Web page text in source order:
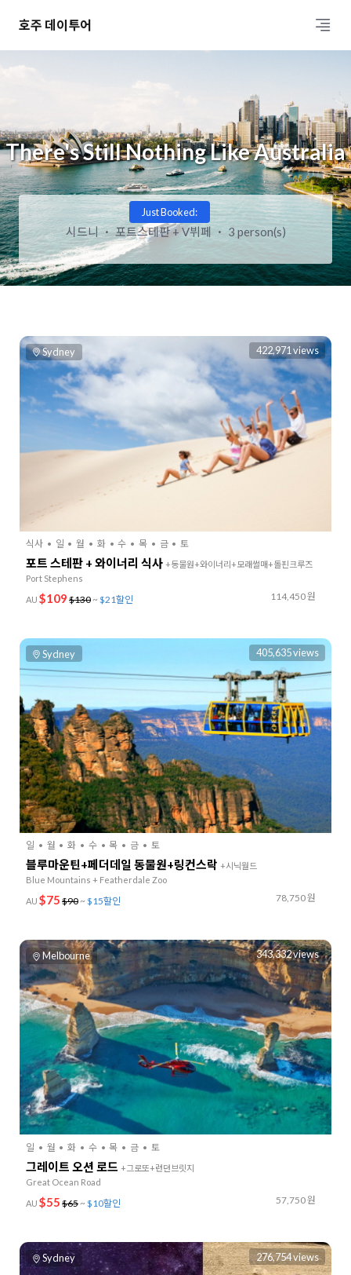
호주 데이투어
There's Still Nothing Like Australia
Just Booked:
멜번 그레이트 오션 로드 2 person(s)
Sydney 422,971 views
식사 일 월 화 수 목 금 토
포트 스테판 + 와이너리 식사 +동물원+와이너리+모래썰매+돌핀크루즈
Port Stephens
114,450 원
AU $109 $130 ~ $21할인
Sydney 405,635 views
일 월 화 수 목 금 토
블루마운틴+페더데일 동물원+링컨스락 +시닉월드
Blue Mountains + Featherdale Zoo
78,750 원
AU $75 $90 ~ $15할인
Melbourne 343,332 views
일 월 화 수 목 금 토
그레이트 오션 로드 +그로또+런던브릿지
Great Ocean Road
57,750 원
AU $55 $65 ~ $10할인
Sydney 276,754 views